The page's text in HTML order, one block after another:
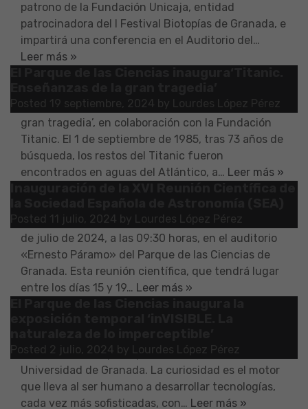
patrono de la Fundación Unicaja, entidad
patrocinadora del I Festival Biotopías de Granada, e
impartirá una conferencia en el Auditorio del…
Leer más »
Posted 19 septiembre, 2024 by Lourdes López Pérez
exposición permanente ‘Titanic. Enseñanzas de la
gran tragedia’, en colaboración con la Fundación
Titanic. El 1 de septiembre de 1985, tras 73 años de
búsqueda, los restos del Titanic fueron
encontrados en aguas del Atlántico, a… Leer más »
Posted 11 julio, 2024 by Lourdes López Pérez
Española de Astronomía (SEA) el próximo lunes 15
de julio de 2024, a las 09:30 horas, en el auditorio
«Ernesto Páramo» del Parque de las Ciencias de
Granada. Esta reunión científica, que tendrá lugar
entre los días 15 y 19… Leer más »
Posted 2 julio, 2024 by Lourdes López Pérez
La naturaleza imperceptible’, en colaboración con la
Universidad de Granada. La curiosidad es el motor
que lleva al ser humano a desarrollar tecnologías,
cada vez más sofisticadas, con… Leer más »